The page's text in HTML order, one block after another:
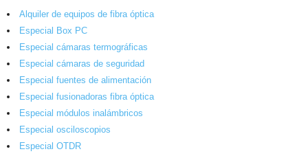
Alquiler de equipos de fibra óptica
Especial Box PC
Especial cámaras termográficas
Especial cámaras de seguridad
Especial fuentes de alimentación
Especial fusionadoras fibra óptica
Especial módulos inalámbricos
Especial osciloscopios
Especial OTDR